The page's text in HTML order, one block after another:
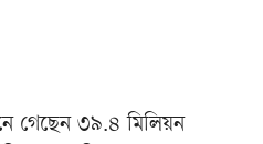
গেছেন ৩৯.৪ মিলিয়ন